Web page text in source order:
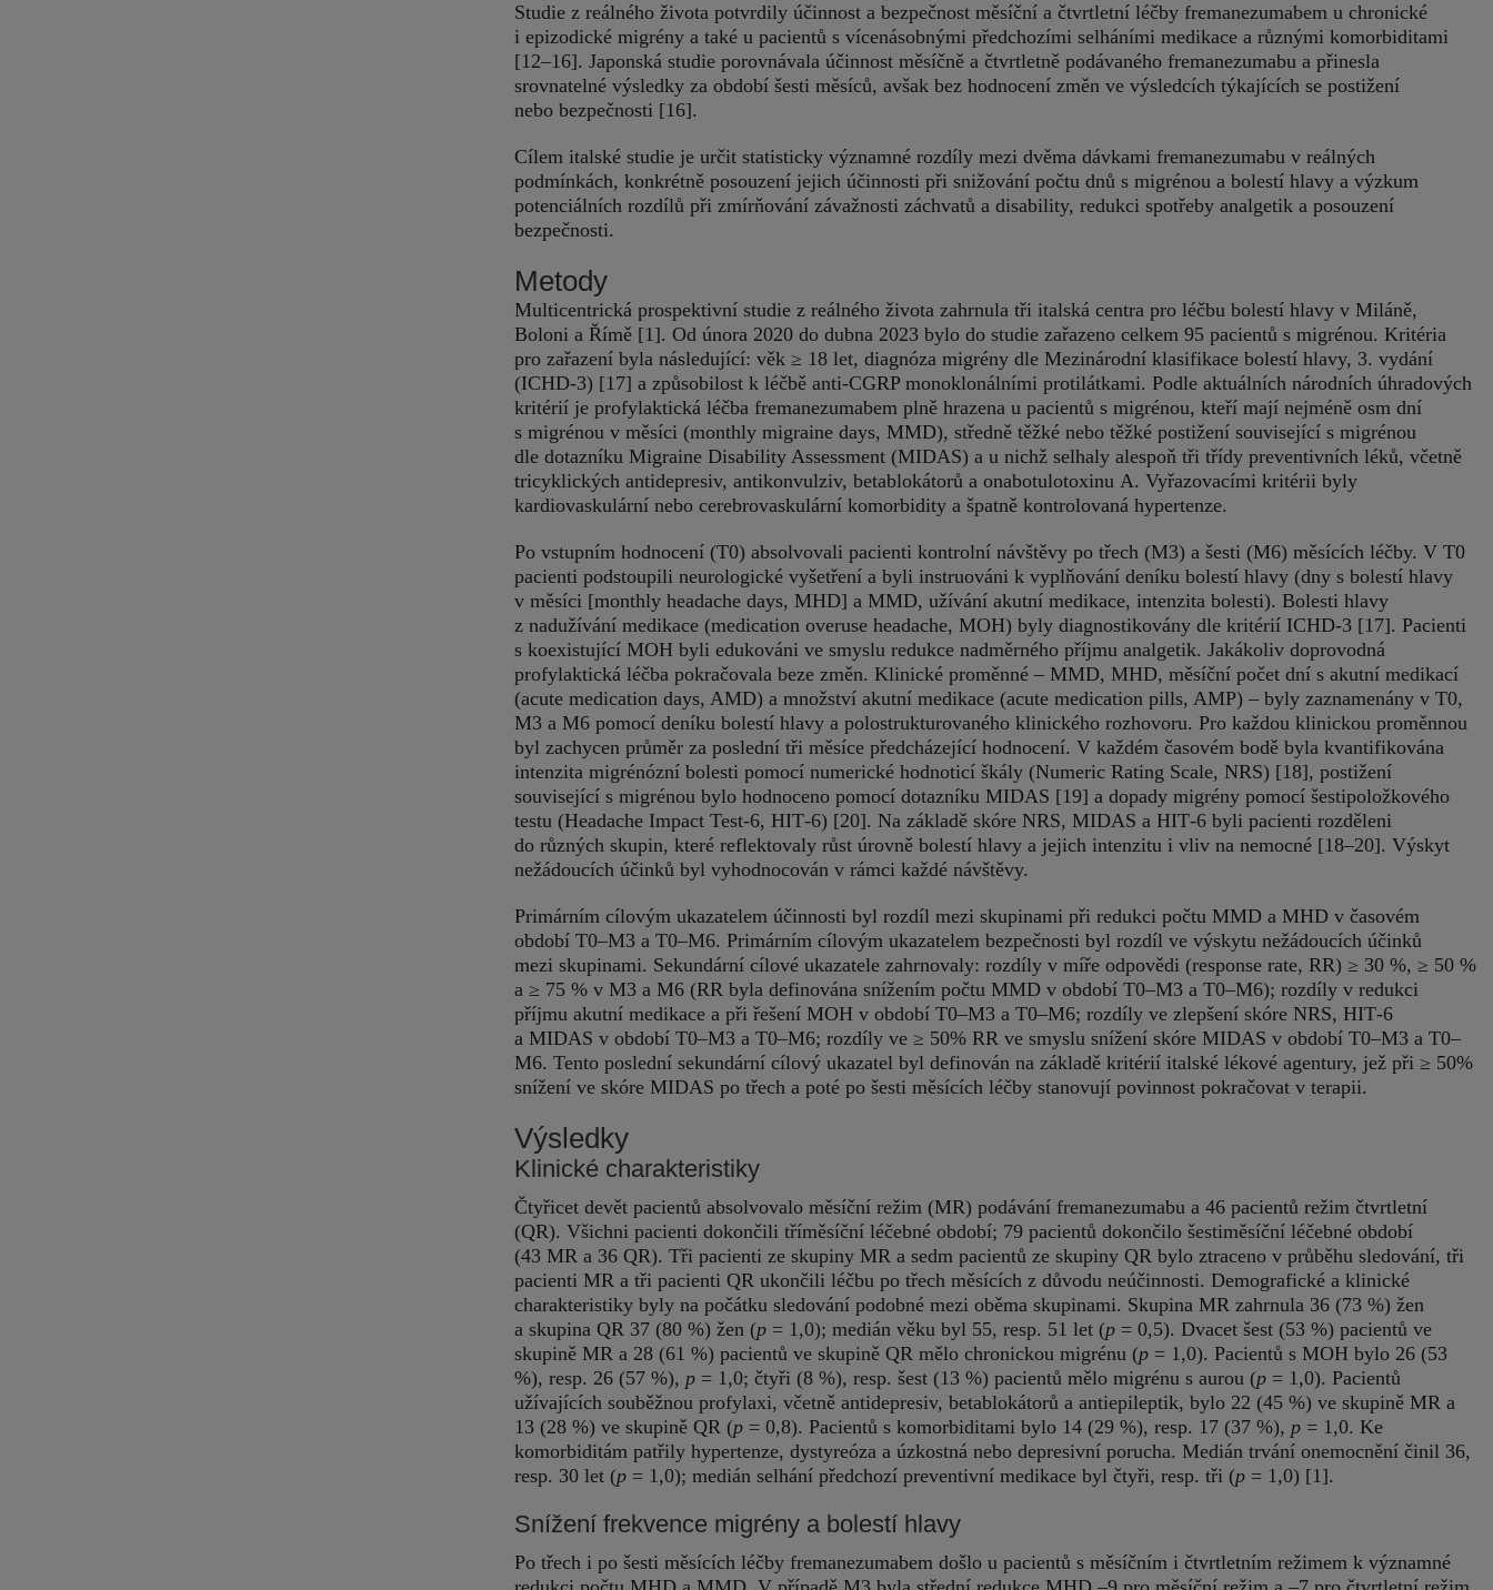
Studie z reálného života potvrdily účinnost a bezpečnost měsíční a čtvrtletní léčby fremanezumabem u chronické
i epizodické migrény a také u pacientů s vícenásobnými předchozími selháními medikace a různými komorbiditami
[12–16]. Japonská studie porovnávala účinnost měsíčně a čtvrtletně podávaného fremanezumabu a přinesla
srovnatelné výsledky za období šesti měsíců, avšak bez hodnocení změn ve výsledcích týkajících se postižení
nebo bezpečnosti [16].
Cílem italské studie je určit statisticky významné rozdíly mezi dvěma dávkami fremanezumabu v reálných
podmínkách, konkrétně posouzení jejich účinnosti při snižování počtu dnů s migrénou a bolestí hlavy a výzkum
potenciálních rozdílů při zmírňování závažnosti záchvatů a disability, redukci spotřeby analgetik a posouzení
bezpečnosti.
Metody
Multicentrická prospektivní studie z reálného života zahrnula tři italská centra pro léčbu bolestí hlavy v Miláně,
Boloni a Římě [1]. Od února 2020 do dubna 2023 bylo do studie zařazeno celkem 95 pacientů s migrénou. Kritéria
pro zařazení byla následující: věk ≥ 18 let, diagnóza migrény dle Mezinárodní klasifikace bolestí hlavy, 3. vydání
(ICHD‑3) [17] a způsobilost k léčbě anti‑CGRP monoklonálními protilátkami. Podle aktuálních národních úhradových
kritérií je profylaktická léčba fremanezumabem plně hrazena u pacientů s migrénou, kteří mají nejméně osm dní
s migrénou v měsíci (monthly migraine days, MMD), středně těžké nebo těžké postižení související s migrénou
dle dotazníku Migraine Disability Assessment (MIDAS) a u nichž selhaly alespoň tři třídy preventivních léků, včetně
tricyklických antidepresiv, antikonvulziv, betablokátorů a onabotulotoxinu A. Vyřazovacími kritérii byly
kardiovaskulární nebo cerebrovaskulární komorbidity a špatně kontrolovaná hypertenze.
Po vstupním hodnocení (T0) absolvovali pacienti kontrolní návštěvy po třech (M3) a šesti (M6) měsících léčby. V T0
pacienti podstoupili neurologické vyšetření a byli instruováni k vyplňování deníku bolestí hlavy (dny s bolestí hlavy
v měsíci [monthly headache days, MHD] a MMD, užívání akutní medikace, intenzita bolesti). Bolesti hlavy
z nadužívání medikace (medication overuse headache, MOH) byly diagnostikovány dle kritérií ICHD‑3 [17]. Pacienti
s koexistující MOH byli edukováni ve smyslu redukce nadměrného příjmu analgetik. Jakákoliv doprovodná
profylaktická léčba pokračovala beze změn. Klinické proměnné – MMD, MHD, měsíční počet dní s akutní medikací
(acute medication days, AMD) a množství akutní medikace (acute medication pills, AMP) – byly zaznamenány v T0,
M3 a M6 pomocí deníku bolestí hlavy a polostrukturovaného klinického rozhovoru. Pro každou klinickou proměnnou
byl zachycen průměr za poslední tři měsíce předcházející hodnocení. V každém časovém bodě byla kvantifikována
intenzita migrénózní bolesti pomocí numerické hodnoticí škály (Numeric Rating Scale, NRS) [18], postižení
související s migrénou bylo hodnoceno pomocí dotazníku MIDAS [19] a dopady migrény pomocí šestipoložkového
testu (Headache Impact Test‑6, HIT‑6) [20]. Na základě skóre NRS, MIDAS a HIT‑6 byli pacienti rozděleni
do různých skupin, které reflektovaly růst úrovně bolestí hlavy a jejich intenzitu i vliv na nemocné [18–20]. Výskyt
nežádoucích účinků byl vyhodnocován v rámci každé návštěvy.
Primárním cílovým ukazatelem účinnosti byl rozdíl mezi skupinami při redukci počtu MMD a MHD v časovém
období T0–M3 a T0–M6. Primárním cílovým ukazatelem bezpečnosti byl rozdíl ve výskytu nežádoucích účinků
mezi skupinami. Sekundární cílové ukazatele zahrnovaly: rozdíly v míře odpovědi (response rate, RR) ≥ 30 %, ≥ 50 %
a ≥ 75 % v M3 a M6 (RR byla definována snížením počtu MMD v období T0–M3 a T0–M6); rozdíly v redukci
příjmu akutní medikace a při řešení MOH v období T0–M3 a T0–M6; rozdíly ve zlepšení skóre NRS, HIT‑6
a MIDAS v období T0–M3 a T0–M6; rozdíly ve ≥ 50% RR ve smyslu snížení skóre MIDAS v období T0–M3 a T0–
M6. Tento poslední sekundární cílový ukazatel byl definován na základě kritérií italské lékové agentury, jež při ≥ 50%
snížení ve skóre MIDAS po třech a poté po šesti měsících léčby stanovují povinnost pokračovat v terapii.
Výsledky
Klinické charakteristiky
Čtyřicet devět pacientů absolvovalo měsíční režim (MR) podávání fremanezumabu a 46 pacientů režim čtvrtletní
(QR). Všichni pacienti dokončili tříměsíční léčebné období; 79 pacientů dokončilo šestiměsíční léčebné období
(43 MR a 36 QR). Tři pacienti ze skupiny MR a sedm pacientů ze skupiny QR bylo ztraceno v průběhu sledování, tři
pacienti MR a tři pacienti QR ukončili léčbu po třech měsících z důvodu neúčinnosti. Demografické a klinické
charakteristiky byly na počátku sledování podobné mezi oběma skupinami. Skupina MR zahrnula 36 (73 %) žen
a skupina QR 37 (80 %) žen (p = 1,0); medián věku byl 55, resp. 51 let (p = 0,5). Dvacet šest (53 %) pacientů ve
skupině MR a 28 (61 %) pacientů ve skupině QR mělo chronickou migrénu (p = 1,0). Pacientů s MOH bylo 26 (53
%), resp. 26 (57 %), p = 1,0; čtyři (8 %), resp. šest (13 %) pacientů mělo migrénu s aurou (p = 1,0). Pacientů
užívajících souběžnou profylaxi, včetně antidepresiv, betablokátorů a antiepileptik, bylo 22 (45 %) ve skupině MR a
13 (28 %) ve skupině QR (p = 0,8). Pacientů s komorbiditami bylo 14 (29 %), resp. 17 (37 %), p = 1,0. Ke
komorbiditám patřily hypertenze, dystyreóza a úzkostná nebo depresivní porucha. Medián trvání onemocnění činil 36,
resp. 30 let (p = 1,0); medián selhání předchozí preventivní medikace byl čtyři, resp. tři (p = 1,0) [1].
Snížení frekvence migrény a bolestí hlavy
Po třech i po šesti měsících léčby fremanezumabem došlo u pacientů s měsíčním i čtvrtletním režimem k významné